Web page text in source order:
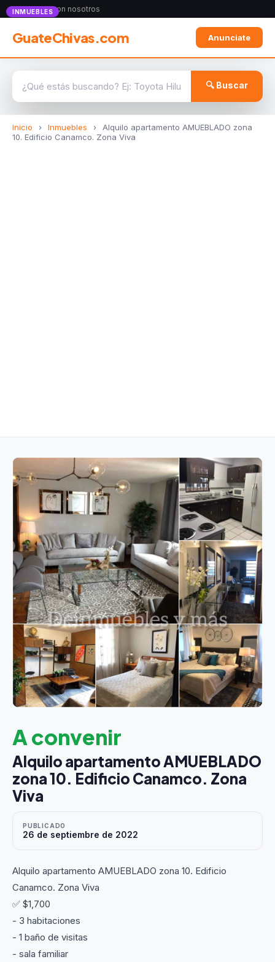
Anunciate con nosotros
GuateChivas.com Anunciate
🔍 Buscar
Inicio › Inmuebles ›
Alquilo apartamento AMUEBLADO zona
10. Edificio Canamco. Zona Viva
INMUEBLES
A convenir
Alquilo apartamento AMUEBLADO
zona 10. Edificio Canamco. Zona
Viva
PUBLICADO
26 de septiembre de 2022
Alquilo apartamento AMUEBLADO zona 10. Edificio
Canamco. Zona Viva
✅ $1,700
- 3 habitaciones
- 1 baño de visitas
- sala familiar